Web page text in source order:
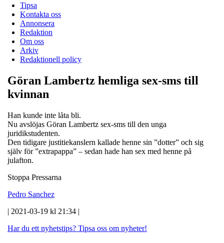
Tipsa
Kontakta oss
Annonsera
Redaktion
Om oss
Arkiv
Redaktionell policy
Göran Lambertz hemliga sex-sms till
kvinnan
Han kunde inte låta bli.
Nu avslöjas Göran Lambertz sex-sms till den unga
juridikstudenten.
Den tidigare justitiekanslern kallade henne sin ”dotter” och sig
själv för ”extrapappa” – sedan hade han sex med henne på
julafton.
Stoppa Pressarna
Pedro Sanchez
| 2021-03-19 kl 21:34 |
Har du ett nyhetstips? Tipsa oss om nyheter!